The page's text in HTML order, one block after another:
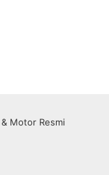
Motor Resmi